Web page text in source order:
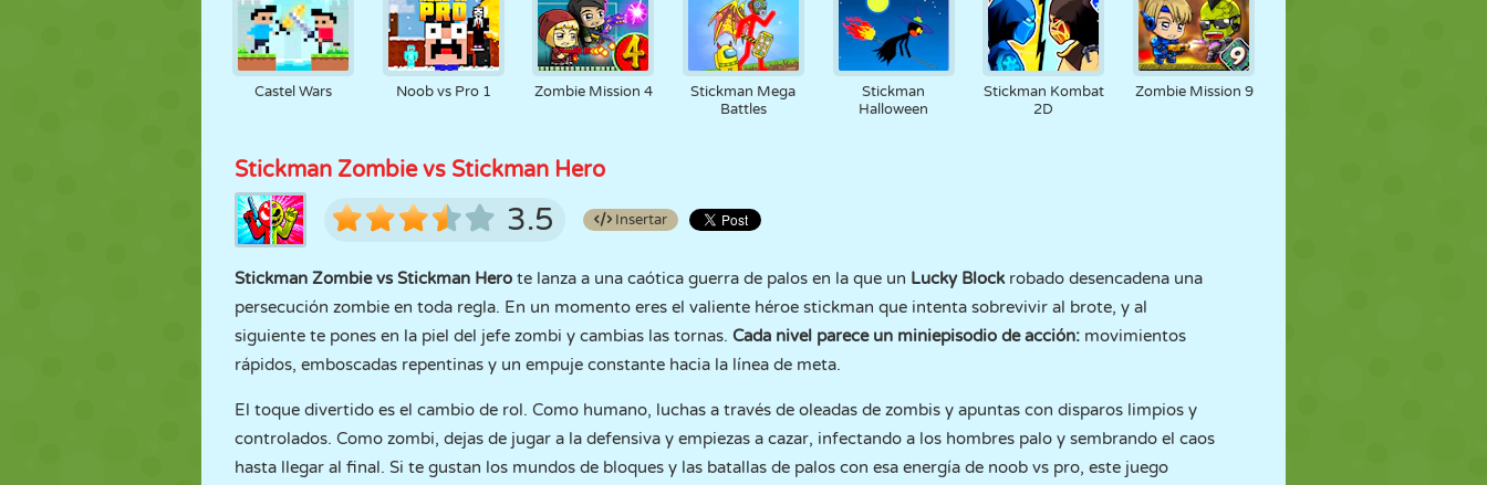
Castel Wars Noob vs Pro 1 Zombie Mission 4
Stickman Mega
Battles
Stickman
Halloween
Stickman Kombat
2D
Zombie Mission 9
Stickman Zombie vs Stickman Hero
3.5 Insertar
Stickman Zombie vs Stickman Hero te lanza a una caótica guerra de palos en la que un Lucky Block robado desencadena una
persecución zombie en toda regla. En un momento eres el valiente héroe stickman que intenta sobrevivir al brote, y al
siguiente te pones en la piel del jefe zombi y cambias las tornas. Cada nivel parece un miniepisodio de acción: movimientos
rápidos, emboscadas repentinas y un empuje constante hacia la línea de meta.
El toque divertido es el cambio de rol. Como humano, luchas a través de oleadas de zombis y apuntas con disparos limpios y
controlados. Como zombi, dejas de jugar a la defensiva y empiezas a cazar, infectando a los hombres palo y sembrando el caos
hasta llegar al final. Si te gustan los mundos de bloques y las batallas de palos con esa energía de noob vs pro, este juego